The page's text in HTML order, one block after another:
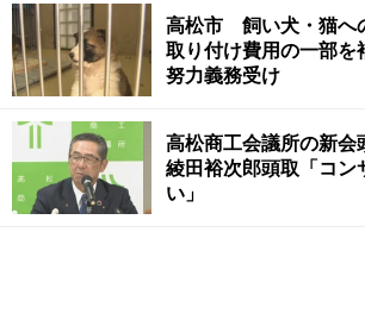
高松市 飼い犬・猫へ
取り付け費用の一部
努力義務受け
高松商工会議所の新会
綾田裕次郎頭取「コン
い」